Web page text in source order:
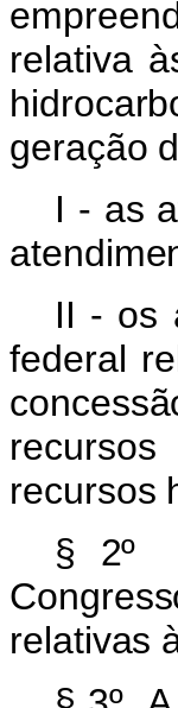
relativa
geração
I ‐ as
II ‐ os
federal
recursos
§ 2º
relativas